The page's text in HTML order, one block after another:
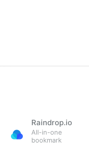
Raindrop.io
All-in-one
bookmark